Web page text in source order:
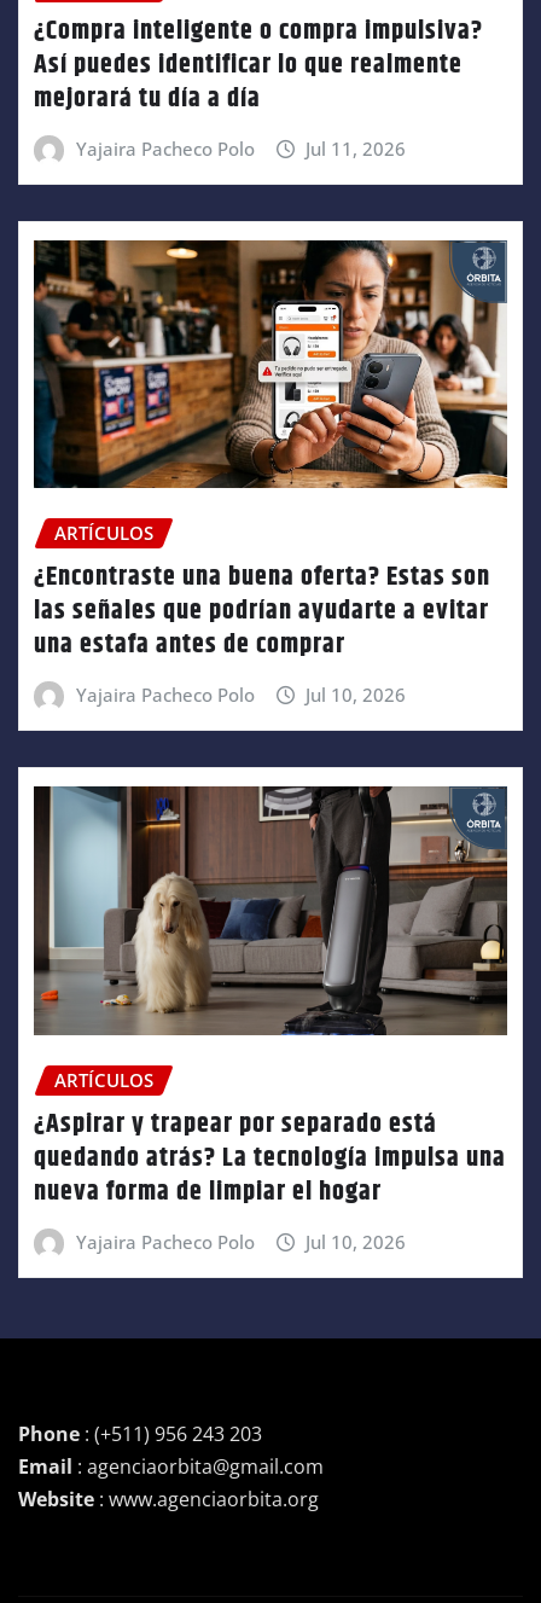
¿Compra inteligente o compra impulsiva?
Así puedes identificar lo que realmente
mejorará tu día a día
Yajaira Pacheco Polo Jul 11, 2026
ARTÍCULOS
¿Encontraste una buena oferta? Estas son
las señales que podrían ayudarte a evitar
una estafa antes de comprar
Yajaira Pacheco Polo Jul 10, 2026
ARTÍCULOS
¿Aspirar y trapear por separado está
quedando atrás? La tecnología impulsa una
nueva forma de limpiar el hogar
Yajaira Pacheco Polo Jul 10, 2026
Phone : (+511) 956 243 203
Email : agenciaorbita@gmail.com
Website : www.agenciaorbita.org